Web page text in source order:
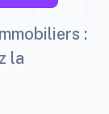
:
la